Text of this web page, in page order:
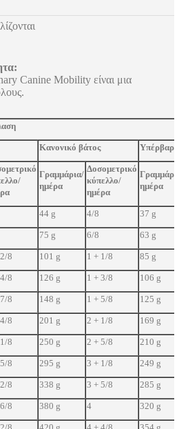
Canine Mobility είναι μια
Κανονικό βάτος Υπέρβαρος
Γραμμάρια/
ημέρα
Δοσομετρικό
κύπελλο/
ημέρα
Γραμμάρια/
ημέρα
44 g 4/8 37 g
75 g 6/8 63 g
8 101 g 1 + 1/8 85 g
8 126 g 1 + 3/8 106 g
8 148 g 1 + 5/8 125 g
8 201 g 2 + 1/8 169 g
8 250 g 2 + 5/8 210 g
8 295 g 3 + 1/8 249 g
8 338 g 3 + 5/8 285 g
8 380 g 4 320 g